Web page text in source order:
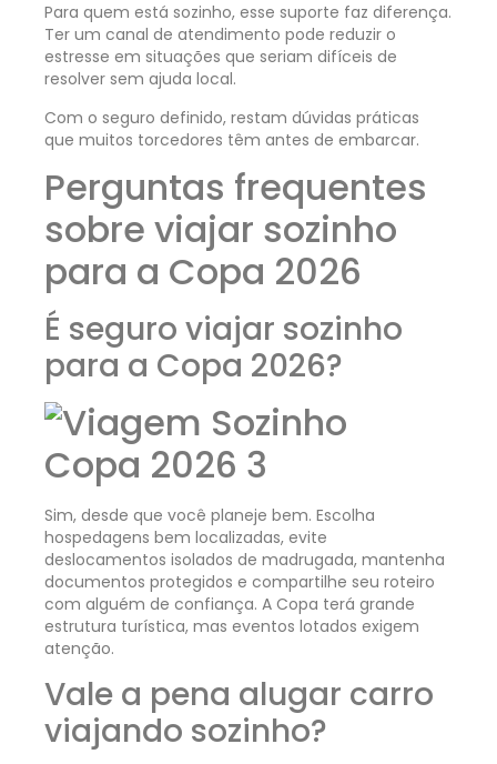
Para quem está sozinho, esse suporte faz diferença.
Ter um canal de atendimento pode reduzir o
estresse em situações que seriam difíceis de
resolver sem ajuda local.
Com o seguro definido, restam dúvidas práticas
que muitos torcedores têm antes de embarcar.
Perguntas frequentes
sobre viajar sozinho
para a Copa 2026
É seguro viajar sozinho
para a Copa 2026?
Sim, desde que você planeje bem. Escolha
hospedagens bem localizadas, evite
deslocamentos isolados de madrugada, mantenha
documentos protegidos e compartilhe seu roteiro
com alguém de confiança. A Copa terá grande
estrutura turística, mas eventos lotados exigem
atenção.
Vale a pena alugar carro
viajando sozinho?